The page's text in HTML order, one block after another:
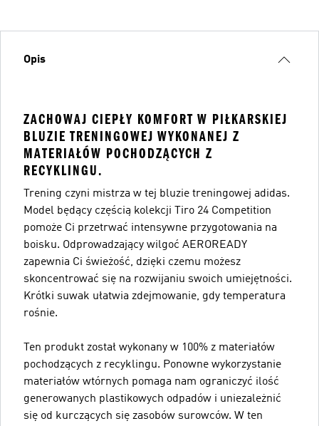
Opis
ZACHOWAJ CIEPŁY KOMFORT W PIŁKARSKIEJ
BLUZIE TRENINGOWEJ WYKONANEJ Z
MATERIAŁÓW POCHODZĄCYCH Z
RECYKLINGU.
Trening czyni mistrza w tej bluzie treningowej adidas.
Model będący częścią kolekcji Tiro 24 Competition
pomoże Ci przetrwać intensywne przygotowania na
boisku. Odprowadzający wilgoć AEROREADY
zapewnia Ci świeżość, dzięki czemu możesz
skoncentrować się na rozwijaniu swoich umiejętności.
Krótki suwak ułatwia zdejmowanie, gdy temperatura
rośnie.
Ten produkt został wykonany w 100% z materiałów
pochodzących z recyklingu. Ponowne wykorzystanie
materiałów wtórnych pomaga nam ograniczyć ilość
generowanych plastikowych odpadów i uniezależnić
się od kurczących się zasobów surowców. W ten